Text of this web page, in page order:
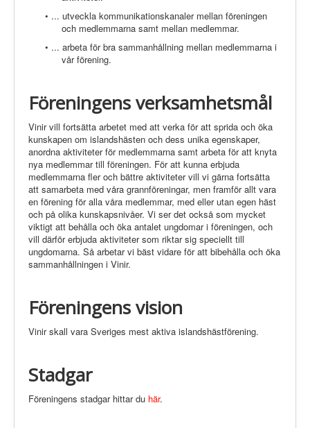
• ... utveckla kommunikationskanaler mellan föreningen
och medlemmarna samt mellan medlemmar.
• ... arbeta för bra sammanhållning mellan medlemmarna i
vår förening.
Föreningens verksamhetsmål
Vinir vill fortsätta arbetet med att verka för att sprida och öka
kunskapen om islandshästen och dess unika egenskaper,
anordna aktiviteter för medlemmarna samt arbeta för att knyta
nya medlemmar till föreningen. För att kunna erbjuda
medlemmarna fler och bättre aktiviteter vill vi gärna fortsätta
att samarbeta med våra grannföreningar, men framför allt vara
en förening för alla våra medlemmar, med eller utan egen häst
och på olika kunskapsnivåer. Vi ser det också som mycket
viktigt att behålla och öka antalet ungdomar i föreningen, och
vill därför erbjuda aktiviteter som riktar sig speciellt till
ungdomarna. Så arbetar vi bäst vidare för att bibehålla och öka
sammanhållningen i Vinir.
Föreningens vision
Vinir skall vara Sveriges mest aktiva islandshästförening.
Stadgar
Föreningens stadgar hittar du här.